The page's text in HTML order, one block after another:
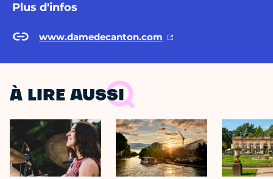
Plus d'infos
www.damedecanton.com
À LIRE AUSSI